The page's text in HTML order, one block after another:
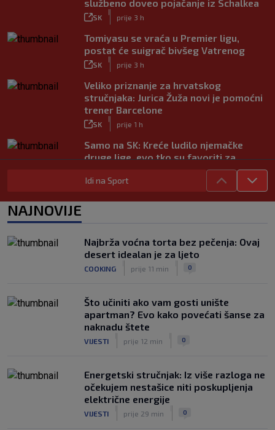
službeno doveo pojačanje iz Schalkea
SK prije 3 h
Tomiyasu se vraća u Premier ligu,
postat će suigrač bivšeg Vatrenog
SK prije 3 h
Veliko priznanje za hrvatskog
stručnjaka: Jurica Žuža novi je pomoćni
trener Barcelone
SK prije 1 h
Samo na SK: Kreće ludilo njemačke
druge lige, evo tko su favoriti za
SK
|
prije 4 h
Trener Istre uoči Poljuda: Prvenstvo je
SK prije 5 h
Fruk je zbog ozljede napustio igru na
poluvremenu, u Rijeci su s pravom
SK
|
prije 5 h
Idi na Sport
NAJNOVIJE
Najbrža voćna torta bez pečenja: Ovaj
desert idealan je za ljeto
COOKING prije 11 min 0
Što učiniti ako vam gosti unište
apartman? Evo kako povećati šanse za
naknadu štete
VIJESTI prije 12 min 0
Energetski stručnjak: Iz više razloga ne
očekujem nestašice niti poskupljenja
električne energije
VIJESTI prije 29 min 0